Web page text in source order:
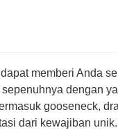
memberi Anda
dengan
gooseneck,
dari kewajiban